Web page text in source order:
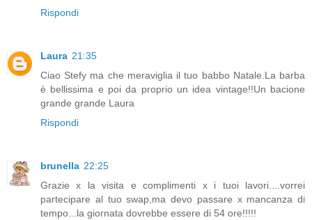
Rispondi
Laura 21:35
Ciao Stefy ma che meraviglia il tuo babbo Natale.La barba
è bellissima e poi da proprio un idea vintage!!Un bacione
grande grande Laura
Rispondi
brunella 22:25
Grazie x la visita e complimenti x i tuoi lavori....vorrei
partecipare al tuo swap,ma devo passare x mancanza di
tempo...la giornata dovrebbe essere di 54 ore!!!!!